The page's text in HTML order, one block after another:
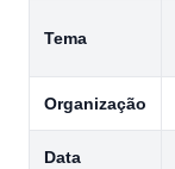
Tema
Organização
Data